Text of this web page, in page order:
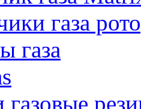
газа
газа